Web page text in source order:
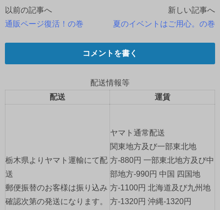
投
ョ
ン
以前の記事へ
通販ページ復活！の巻
新しい記事へ
夏のイベントはご用心。の巻
コメントを書く
配送情報等
配送
運賃
栃木県よりヤマト運輸にて配
送
郵便振替のお客様は振り込み
確認次第の発送になります。
ヤマト通常配送
関東地方及び一部東北地
方-880円 一部東北地方及び中
部地方-990円 中国 四国地
方-1100円 北海道及び九州地
方-1320円 沖縄-1320円